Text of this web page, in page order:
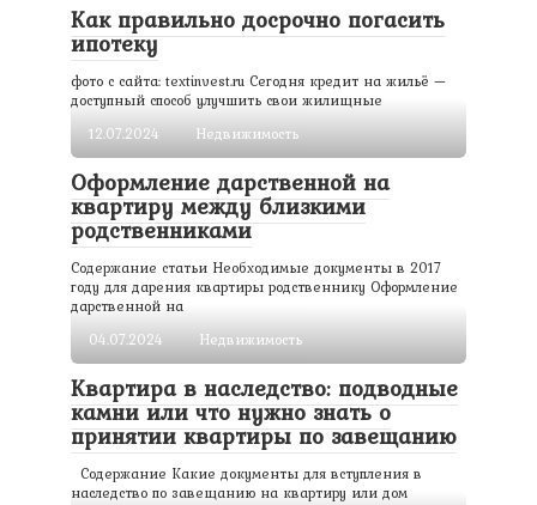
Как правильно досрочно погасить
ипотеку
фото с сайта: textinvest.ru Сегодня кредит на жильё —
доступный способ улучшить свои жилищные
12.07.2024
Недвижимость
Оформление дарственной на
квартиру между близкими
родственниками
Содержание статьи Необходимые документы в 2017
году для дарения квартиры родственнику Оформление
дарственной на
04.07.2024
Недвижимость
Квартира в наследство: подводные
камни или что нужно знать о
принятии квартиры по завещанию
Содержание Какие документы для вступления в
наследство по завещанию на квартиру или дом